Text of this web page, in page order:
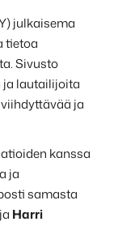
julkaisema
tietoa
Sivusto
ja lautailijoita
ja
kanssa
ja
samasta
Harri